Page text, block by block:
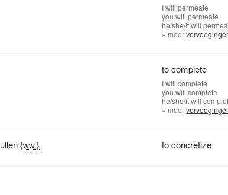
Iwill permeate
youwill permeate
he/she/itwill
» meer
to complete
Iwill complete
youwill complete
he/she/itwill
» meer
{ww.} to concretize